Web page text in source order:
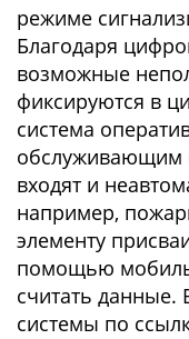
режиме
Благодаря
возможные
фиксируются в
система
обслуживающим
входят и
например,
элементу
помощью
считать
системы по